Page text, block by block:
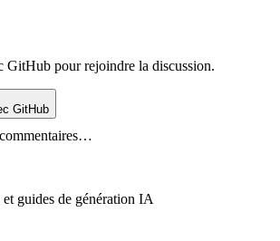
GitHub pour rejoindre la discussion.
GitHub
guides de génération IA